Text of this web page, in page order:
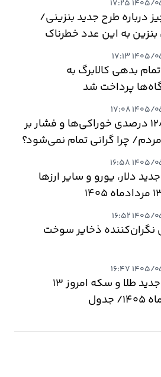
۱۳ ۱۷:۲۵
درباره طرح جدید بنزینی/
بنزین به این عدد خطرناک
۱۳ ۱۷:۱۳
بدهی کالابرگ به
پرداخت شد
۱۳ ۱۷:۰۸
تورم ۱۲۸ درصدی خوراکی‌ها و فشار بر
چرا گرانی تمام نمی‌شود؟
۱۳ ۱۶:۵۸
دلار، یورو و سایر ارزها
۱۳ ۱۶:۵۲
ذخایر سوخت
۱۳ ۱۶:۴۷
قیمت جدید طلا و سکه امروز ۱۳
جدول